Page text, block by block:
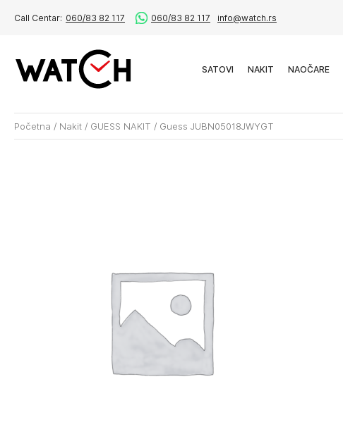
Call Centar: 060/83 82 117 060/83 82 117 info@watch.rs
SATOVI NAKIT NAOČARE
Početna / Nakit / GUESS NAKIT / Guess JUBN05018JWYGT